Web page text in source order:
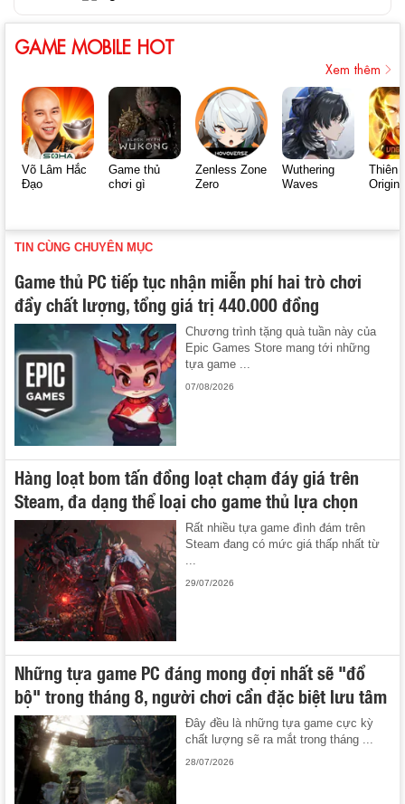
GAME MOBILE HOT
Xem thêm
Võ Lâm Hắc
Đạo
Game thủ
chơi gì
Zenless Zone
Zero
Wuthering
Waves
Thiên
Origin
TIN CÙNG CHUYÊN MỤC
Game thủ PC tiếp tục nhận miễn phí hai trò chơi
đầy chất lượng, tổng giá trị 440.000 đồng
Chương trình tặng quà tuần này của
Epic Games Store mang tới những
tựa game ...
07/08/2026
Hàng loạt bom tấn đồng loạt chạm đáy giá trên
Steam, đa dạng thể loại cho game thủ lựa chọn
Rất nhiều tựa game đình đám trên
Steam đang có mức giá thấp nhất từ
29/07/2026
Những tựa game PC đáng mong đợi nhất sẽ "đổ
bộ" trong tháng 8, người chơi cần đặc biệt lưu tâm
Đây đều là những tựa game cực kỳ
chất lượng sẽ ra mắt trong tháng ...
28/07/2026